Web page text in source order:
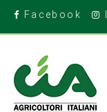
Facebook